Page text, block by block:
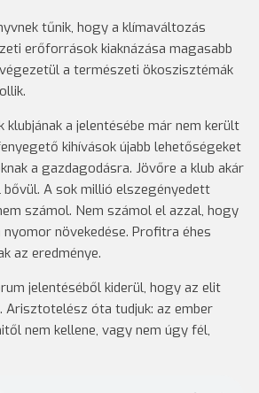
tűnik, hogy a klímaváltozás
erőforrások kiaknázása magasabb
a természeti ökoszisztémák
klubjának a jelentésébe már nem került
kihívások újabb lehetőségeket
a gazdagodásra. Jövőre a klub akár
A sok millió elszegényedett
számol. Nem számol el azzal, hogy
növekedése. Profitra éhes
az eredménye.
jelentéséből kiderül, hogy az elit
Arisztotelész óta tudjuk: az ember
nem kellene, vagy nem úgy fél,